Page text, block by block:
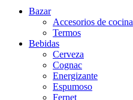
Bazar
Accesorios de cocina
Termos
Bebidas
Cerveza
Cognac
Energizante
Espumoso
Fernet